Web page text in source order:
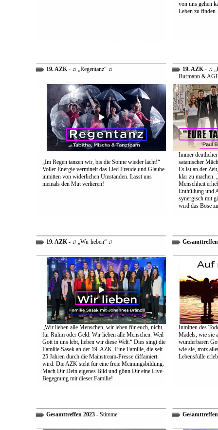
von uns gehen
Leben zu finden.
19. AZK- ♫ „Regentanz“ ♫
„Im Regen tanzen wir, bis die Sonne wieder lacht!“
Voller Energie vermittelt das Lied Freude und Glaube
inmitten von widerlichen Umständen. Lasst uns
niemals den Mut verlieren!
19. AZK- ♫
Burmann &
Immer
satanischer
Es ist an der
klar zu machen:
Menschheit
Enthüllung und
synergisch mit
wird das Böse
19. AZK- ♫ „Wir lieben“ ♫
„Wir lieben alle Menschen, wir leben für euch, nicht
für Ruhm oder Geld. Wir lieben alle Menschen. Weil
Gott in uns lebt, lieben wir diese Welt.“ Dies singt die
Familie Sasek an der 19. AZK. Eine Familie, die seit
25 Jahren durch die Mainstream-Presse diffamiert
wird. Die AZK steht für eine freie Meinungsbildung.
Mach Dir Dein eigenes Bild und gönn Dir eine Live-
Begegnung mit dieser Familie!
Inmitten des
Mädels, wie sie
wunderbaren
wie sie, trotz
Lebensfülle
Gesamttreffen 2023- Stimme